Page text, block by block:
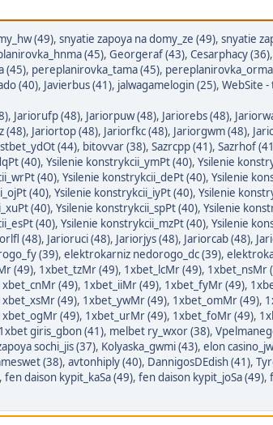
(49), snyatie zapoya na domy_ze (49), snyatie
(45), Georgeraf (43), Cesarphacy (36),
(45), pereplanirovka_tama (45),
(40), Javierbus (41), jalwagamelogin (25), WebSite
, Jariorufp (48), Jariorpuw (48), Jariorebs (48),
(48), Jariortop (48), Jariorfkc (48), Jariorgwm (48),
(44), bitovvar (38), Sazrcpp (41), Sazrhof
(40), Ysilenie konstrykcii_ymPt (40), Ysilenie
(40), Ysilenie konstrykcii_dePt (40), Ysilenie
(40), Ysilenie konstrykcii_iyPt (40), Ysilenie
(40), Ysilenie konstrykcii_spPt (40), Ysilenie
(40), Ysilenie konstrykcii_mzPt (40), Ysilenie
(48), Jarioruci (48), Jariorjys (48), Jariorcab (48),
(39), elektrokarniz nedorogo_dc (39),
(49), 1xbet_tzMr (49), 1xbet_lcMr (49), 1xbet_nsMr
(49), 1xbet_iiMr (49), 1xbet_fyMr (49),
(49), 1xbet_ywMr (49), 1xbet_omMr (49),
(49), 1xbet_urMr (49), 1xbet_foMr (49),
1xbet giris_gbon (41), melbet ry_wxor (38),
sochi_jis (37), Kolyaska_gwmi (43), elon
(38), avtonhiply (40), DannigosDEdish (41),
, fen daison kypit_kaSa (49), fen daison kypit_joSa (49),